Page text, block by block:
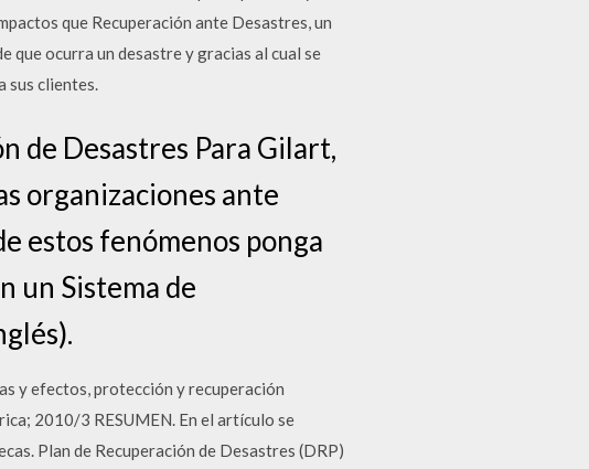
que Recuperación ante Desastres, un
que ocurra un desastre y gracias al cual se
sus clientes.
de Desastres Para Gilart,
organizaciones ante
estos fenómenos ponga
un Sistema de
y efectos, protección y recuperación
2010/3 RESUMEN. En el artículo se
Plan de Recuperación de Desastres (DRP)